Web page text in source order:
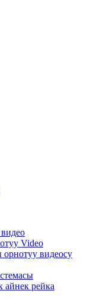
Video
видеосу
айнек рейка